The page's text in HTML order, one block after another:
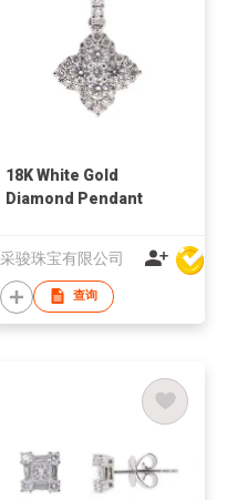
18K White Gold
Diamond Pendant
采骏珠宝有限公司
查询